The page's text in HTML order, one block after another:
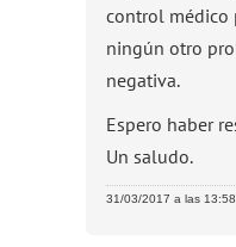
control médico
ningún otro
negativa.
Espero haber
Un saludo.
31/03/2017 a las 13:58